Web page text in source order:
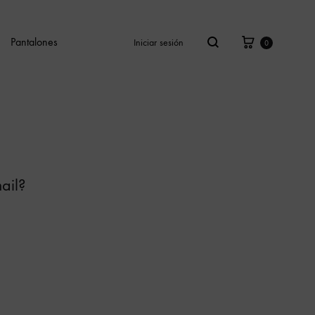
Pantalones Iniciar sesión Buscar Cesta
0